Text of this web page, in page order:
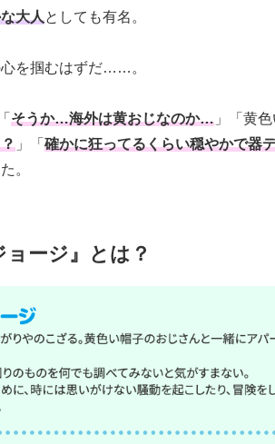
大人としても有名。
を掴むはずだ……。
そうか…海外は黄おじなのか… 」「黄
」「 確かに狂ってるくらい穏やかで器
。
ョージ』とは？